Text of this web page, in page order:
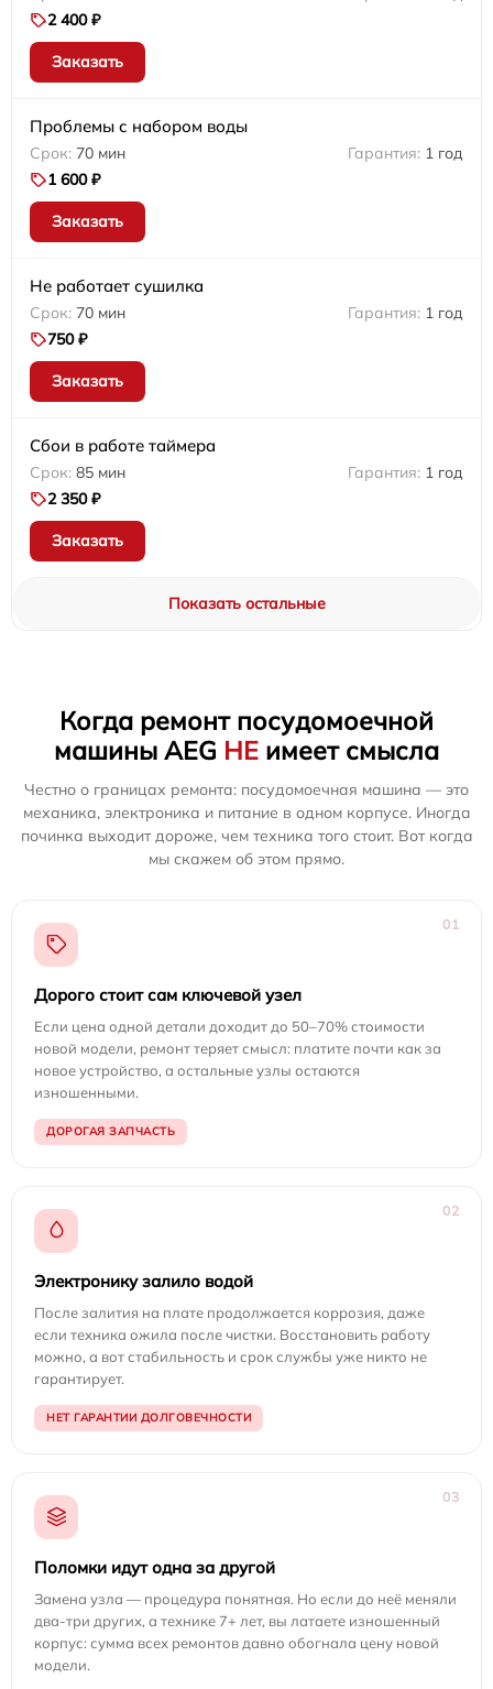
2 400 ₽
Заказать
Проблемы с набором воды
70 мин
1 год
1 600 ₽
Заказать
Не работает сушилка
70 мин
1 год
750 ₽
Заказать
Сбои в работе таймера
85 мин
1 год
2 350 ₽
Заказать
Показать остальные
Когда ремонт посудомоечной
машины AEG НЕ имеет смысла
Честно о границах ремонта: посудомоечная машина — это
механика, электроника и питание в одном корпусе. Иногда
починка выходит дороже, чем техника того стоит. Вот когда
мы скажем об этом прямо.
01
Дорого стоит сам ключевой узел
Если цена одной детали доходит до 50–70% стоимости
новой модели, ремонт теряет смысл: платите почти как за
новое устройство, а остальные узлы остаются
изношенными.
ДОРОГАЯ ЗАПЧАСТЬ
02
Электронику залило водой
После залития на плате продолжается коррозия, даже
если техника ожила после чистки. Восстановить работу
можно, а вот стабильность и срок службы уже никто не
гарантирует.
НЕТ ГАРАНТИИ ДОЛГОВЕЧНОСТИ
03
Поломки идут одна за другой
Замена узла — процедура понятная. Но если до неё меняли
два-три других, а технике 7+ лет, вы латаете изношенный
корпус: сумма всех ремонтов давно обогнала цену новой
модели.